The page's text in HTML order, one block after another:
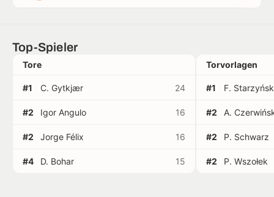
Top-Spieler
Tore
#1 C. Gytkjær 24
#2 Igor Angulo 16
#2 Jorge Félix 16
#4 D. Bohar 15
Torvorlagen
#1 F.
#2 A.
#2 P. Schwarz
#2 P. Wszołek